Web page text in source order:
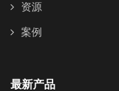
资源
案例
最新产品